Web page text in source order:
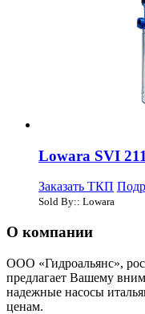
Lowara SVI
Заказать ТКП
Sold By:: Lowara
О компании
ООО «Гидроальянс»,
предлагает Вашему
надежные насосы
ценам.